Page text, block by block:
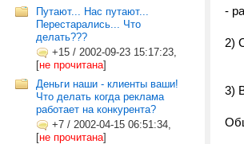
Путают... Нас путают...
Перестарались... Что
делать???
+15 / 2002-09-23 15:17:23,
[не прочитана]
Деньги наши - клиенты ваши!
Что делать когда реклама
работает на конкурента?
+7 / 2002-04-15 06:51:34,
[не прочитана]
-
2)
3)